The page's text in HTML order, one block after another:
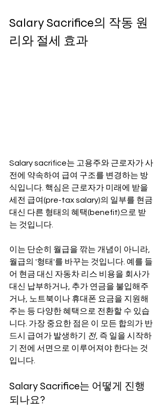
Salary Sacrifice의 작동 원
리와 절세 효과
Salary sacrifice는 고용주와 근로자가 사
전에 약속하여 급여 구조를 변경하는 방
식입니다. 핵심은 근로자가 미래에 받을
세전 급여(pre-tax salary)의 일부를 현금
대신 다른 형태의 혜택(benefit)으로 받
는 것입니다.
이는 단순히 월급을 깎는 개념이 아니라,
월급의 '형태'를 바꾸는 것입니다. 예를 들
어 현금 대신 자동차 리스 비용을 회사가
대신 납부하거나, 추가 연금을 불입해주
거나, 노트북이나 휴대폰 요금을 지원해
주는 등 다양한 혜택으로 전환할 수 있습
니다. 가장 중요한 점은 이 모든 합의가 반
드시 급여가 발생하기
전, 즉 일을 시작하
기 전에 서면으로 이루어져야 한다는 것
입니다.
Salary Sacrifice는 어떻게 진행
되나요?